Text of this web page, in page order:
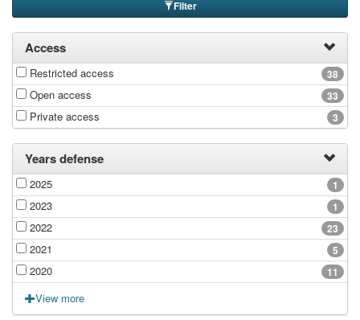
Filter
Access
38
Restricted access
33
Open access
3
Private access
Years defense
1
2025
1
2023
23
2022
5
2021
11
2020
View more